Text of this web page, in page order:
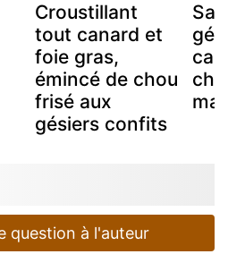
Croustillant
tout canard et
foie gras,
émincé de chou
frisé aux
gésiers confits
question à l'auteur